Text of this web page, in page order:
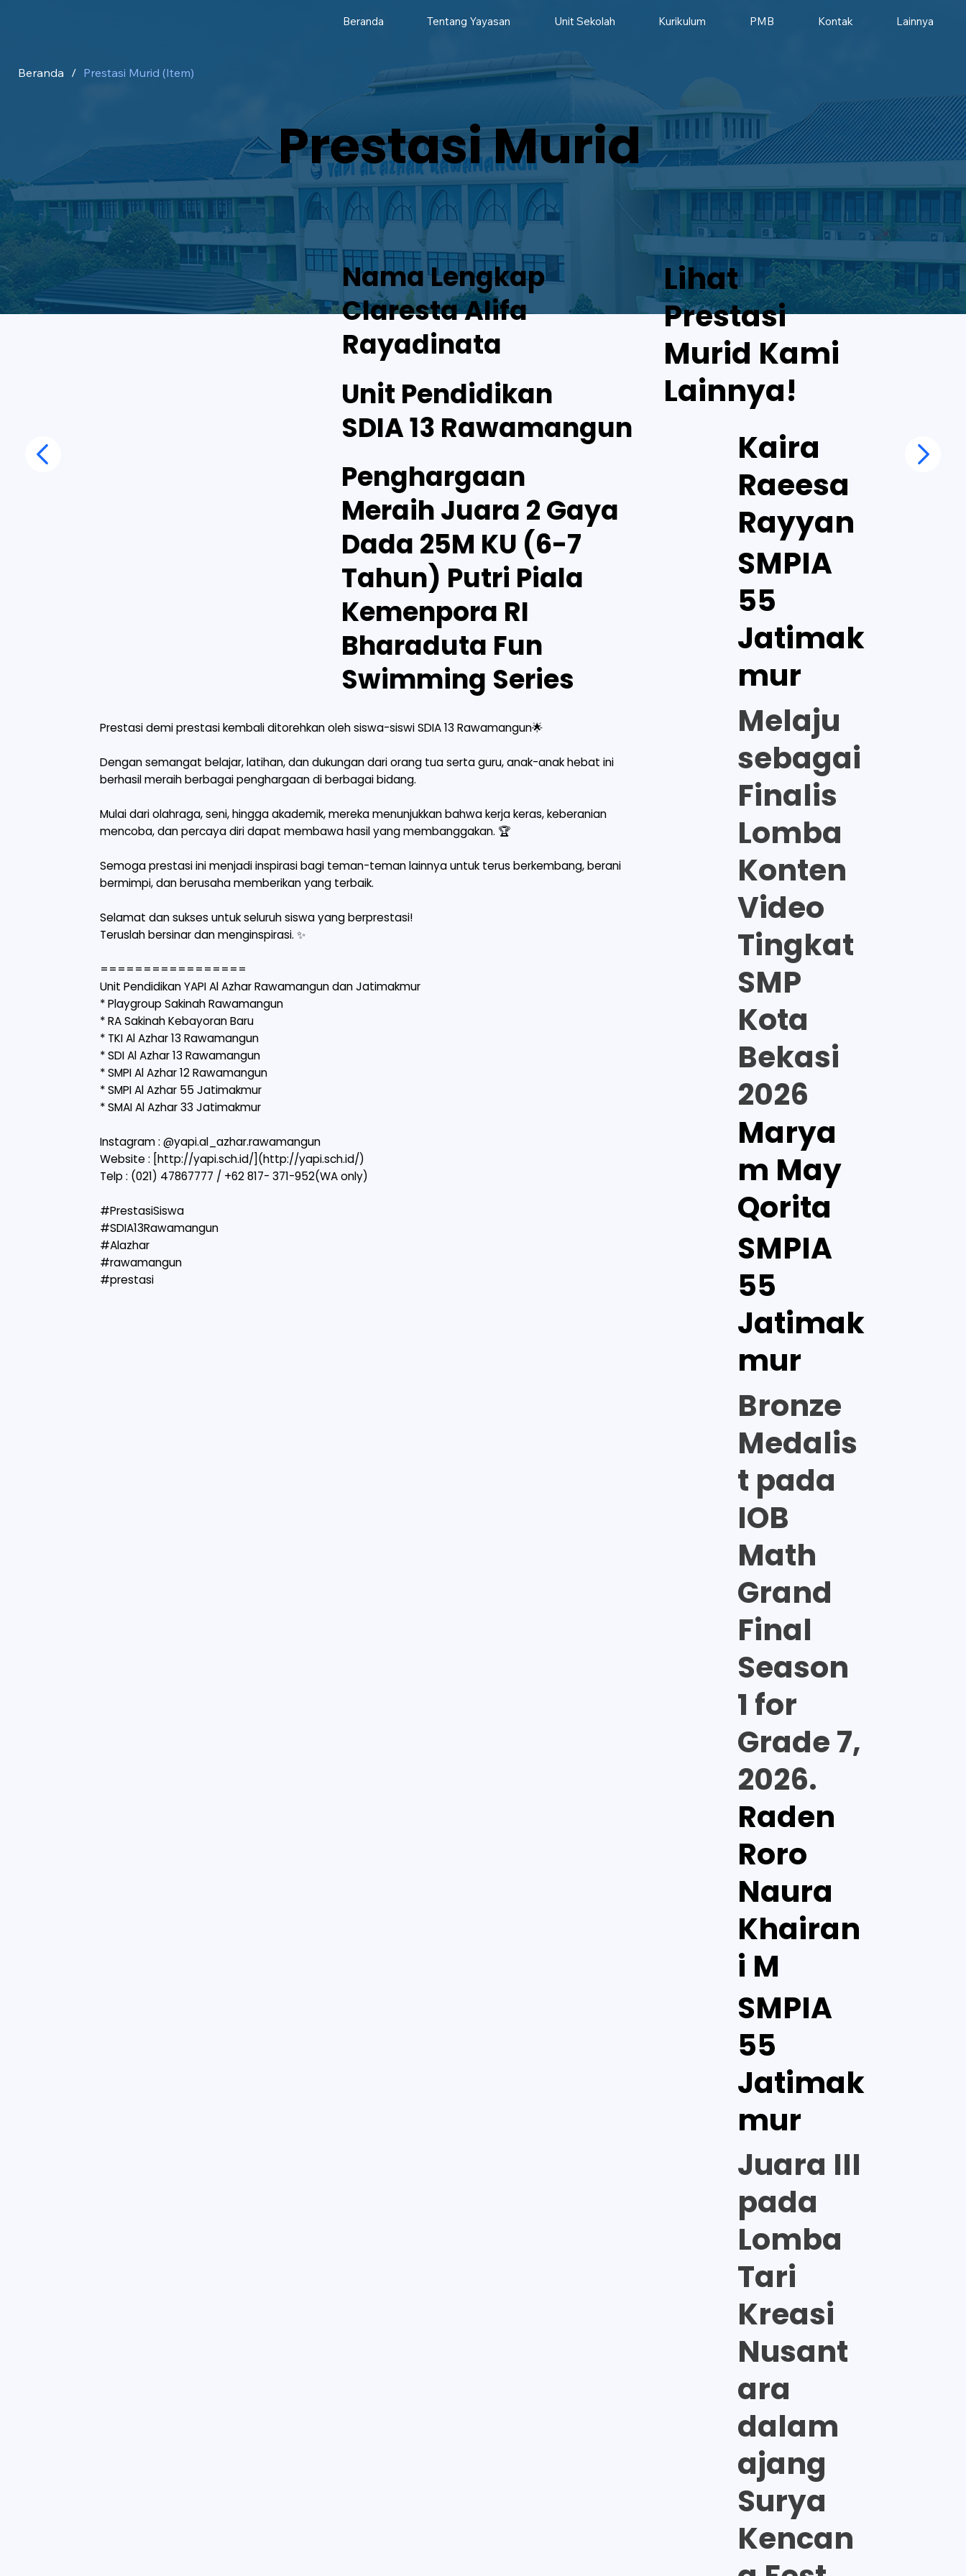
Beranda / Prestasi Murid (Item)
Prestasi Murid
Beranda Tentang Yayasan Unit Sekolah Kurikulum PMB Kontak Lainnya
Nama Lengkap
Claresta Alifa
Rayadinata
Unit Pendidikan
SDIA 13 Rawamangun
Penghargaan
Meraih Juara 2 Gaya
Dada 25M KU (6-7
Tahun) Putri Piala
Kemenpora RI
Bharaduta Fun
Swimming Series
Prestasi demi prestasi kembali ditorehkan oleh siswa-siswi SDIA 13 Rawamangun🌟
Dengan semangat belajar, latihan, dan dukungan dari orang tua serta guru, anak-anak hebat ini
berhasil meraih berbagai penghargaan di berbagai bidang.
Mulai dari olahraga, seni, hingga akademik, mereka menunjukkan bahwa kerja keras, keberanian
mencoba, dan percaya diri dapat membawa hasil yang membanggakan. 🏆
Semoga prestasi ini menjadi inspirasi bagi teman-teman lainnya untuk terus berkembang, berani
bermimpi, dan berusaha memberikan yang terbaik.
Selamat dan sukses untuk seluruh siswa yang berprestasi!
Teruslah bersinar dan menginspirasi. ✨
=================
Unit Pendidikan YAPI Al Azhar Rawamangun dan Jatimakmur
* Playgroup Sakinah Rawamangun
* ⁠RA Sakinah Kebayoran Baru
* TKI Al Azhar 13 Rawamangun
* SDI Al Azhar 13 Rawamangun
* SMPI Al Azhar 12 Rawamangun
* SMPI Al Azhar 55 Jatimakmur
* SMAI Al Azhar 33 Jatimakmur
Instagram : @yapi.al_azhar.rawamangun
Website : [ http://yapi.sch.id/](http://yapi.sch.id/)
Telp : (021) 47867777 / +62 817- 371-952(WA only)
#PrestasiSiswa
#SDIA13Rawamangun
#Alazhar
#rawamangun
#prestasi
Lihat
Prestasi
Murid Kami
Lainnya!
Kaira
Raeesa
Rayyan
SMPIA
55
Jatimak
mur
Melaju
sebagai
Finalis
Lomba
Konten
Video
Tingkat
SMP
Kota
Bekasi
2026
Marya
m May
Qorita
SMPIA
55
Jatimak
mur
Bronze
Medalis
t pada
IOB
Math
Grand
Final
Season
1 for
Grade 7,
2026.
Raden
Roro
Naura
Khairan
i M
SMPIA
55
Jatimak
mur
Juara III
pada
Lomba
Tari
Kreasi
Nusant
ara
dalam
ajang
Surya
Kencan